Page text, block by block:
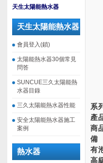
天生太陽能熱水器
天生太陽能熱水器
會員登入(鎖)
太陽能熱水器30個常見
問答
SUNCUE三久太陽能熱
水器目錄
三久太陽能熱水器性能
安全太陽能熱水器施工
案例
熱水器
系
產
商
備
有
高